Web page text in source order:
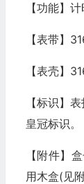
【功能】
【表带】
【表壳】
【标识】
皇冠标识。
【附件】
用木盒(见